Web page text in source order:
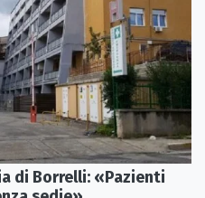
di Borrelli: «Pazienti